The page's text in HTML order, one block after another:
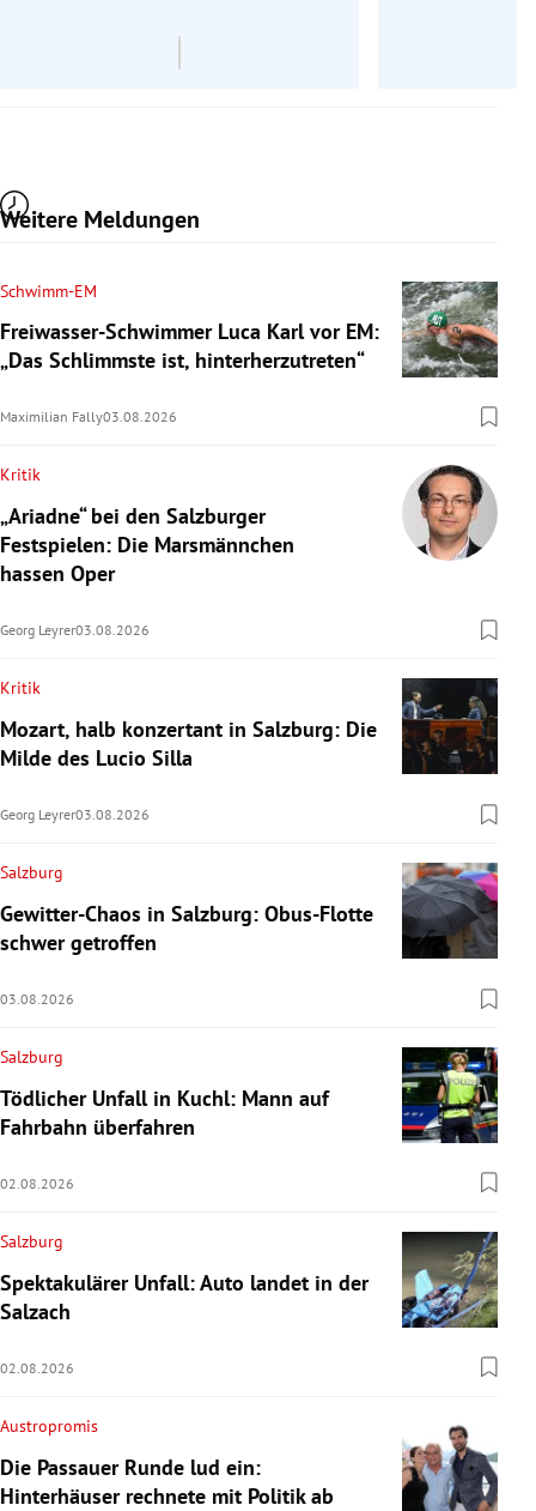
Weitere Meldungen
Schwimm-EM
Freiwasser-Schwimmer Luca Karl vor EM:
„Das Schlimmste ist, hinterherzutreten“
Maximilian Fally03.08.2026
Kritik
„Ariadne“ bei den Salzburger
Festspielen: Die Marsmännchen
hassen Oper
Georg Leyrer03.08.2026
Kritik
Mozart, halb konzertant in Salzburg: Die
Milde des Lucio Silla
Georg Leyrer03.08.2026
Salzburg
Gewitter-Chaos in Salzburg: Obus-Flotte
schwer getroffen
03.08.2026
Salzburg
Tödlicher Unfall in Kuchl: Mann auf
Fahrbahn überfahren
02.08.2026
Salzburg
Spektakulärer Unfall: Auto landet in der
Salzach
02.08.2026
Austropromis
Die Passauer Runde lud ein:
Hinterhäuser rechnete mit Politik ab